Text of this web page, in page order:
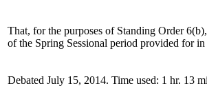
That, for the purposes of Standing Order
of the Spring Sessional period provided for
Debated July 15, 2014. Time used: 1 hr. 13